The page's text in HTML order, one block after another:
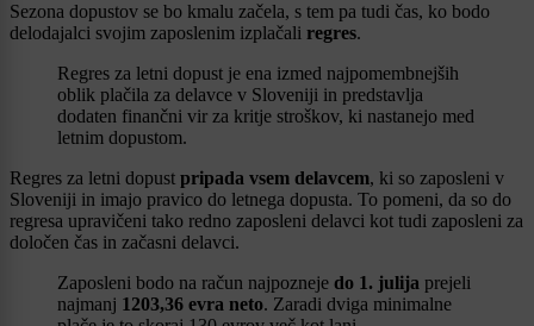
Sezona dopustov se bo kmalu začela, s tem pa tudi čas, ko bodo
delodajalci svojim zaposlenim izplačali regres.
Regres za letni dopust je ena izmed najpomembnejših
oblik plačila za delavce v Sloveniji in predstavlja
dodaten finančni vir za kritje stroškov, ki nastanejo med
letnim dopustom.
Regres za letni dopust pripada vsem delavcem, ki so zaposleni v
Sloveniji in imajo pravico do letnega dopusta. To pomeni, da so do
regresa upravičeni tako redno zaposleni delavci kot tudi zaposleni za
določen čas in začasni delavci.
Zaposleni bodo na račun najpozneje do 1. julija prejeli
najmanj 1203,36 evra neto. Zaradi dviga minimalne